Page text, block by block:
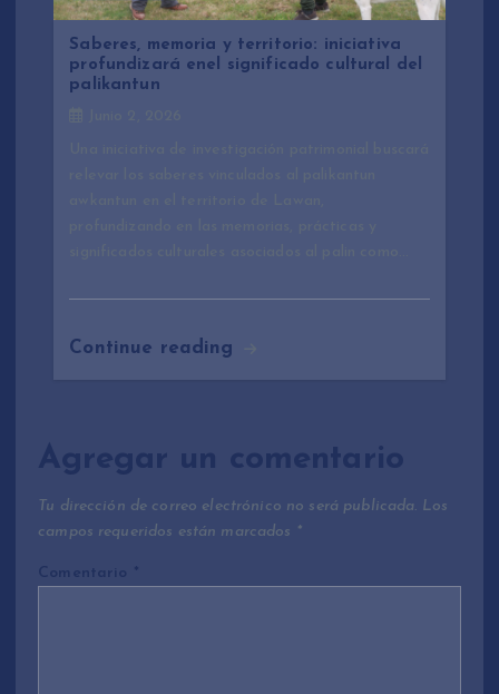
Saberes, memoria y territorio: iniciativa
profundizará enel significado cultural del
palikantun
Continue reading
Agregar un comentario
Tu dirección de correo electrónico no será publicada. Los
campos requeridos están marcados *
Comentario *